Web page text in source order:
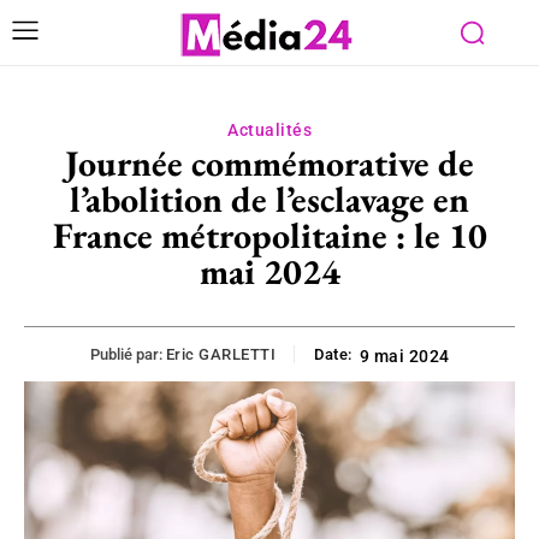
Actualités
Journée commémorative de
l’abolition de l’esclavage en
France métropolitaine : le 10
mai 2024
Publié par: Eric GARLETTI Date: 9 mai 2024